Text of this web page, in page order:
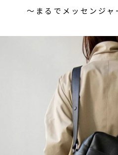
〜まるでメッセンジ